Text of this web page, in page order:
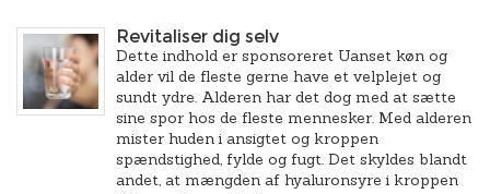
Revitaliser dig selv
Dette indhold er sponsoreret Uanset køn og
alder vil de fleste gerne have et velplejet og
sundt ydre. Alderen har det dog med at sætte
sine spor hos de fleste mennesker. Med alderen
mister huden i ansigtet og kroppen
spændstighed, fylde og fugt. Det skyldes blandt
andet, at mængden af hyaluronsyre i kroppen